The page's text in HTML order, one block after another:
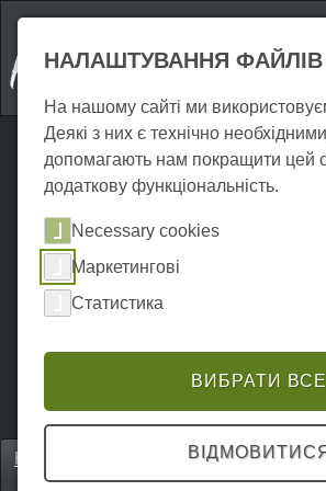
Home
Квартири
P0072UW00091
НАЛАШТУВАННЯ ФАЙЛІВ
На нашому сайті ми
Деякі з них є технічно
допомагають нам покращити цей
додаткову функціональність.
Necessary cookies
Маркетингові
Статистика
ВИБРАТИ ВСЕ